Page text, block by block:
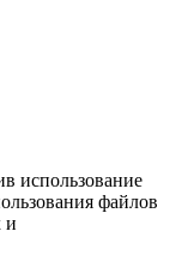
использование
файлов
и